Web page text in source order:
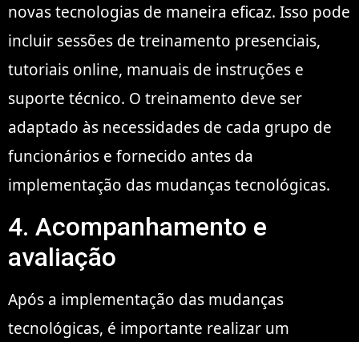
novas tecnologias de maneira eficaz. Isso pode
incluir sessões de treinamento presenciais,
tutoriais online, manuais de instruções e
suporte técnico. O treinamento deve ser
adaptado às necessidades de cada grupo de
funcionários e fornecido antes da
implementação das mudanças tecnológicas.
4. Acompanhamento e
avaliação
Após a implementação das mudanças
tecnológicas, é importante realizar um